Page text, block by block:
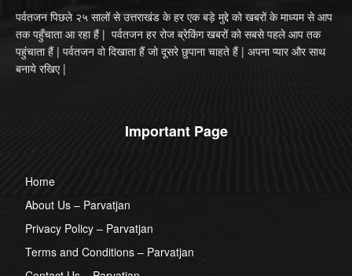
पर्वतजन पिछले २५ सालों से उत्तराखंड के हर एक बड़े मुद्दे को खबरों के माध्यम से आप
तक पहुँचाता आ रहा हैं | पर्वतजन हर रोज ब्रेकिंग खबरों को सबसे पहले आप तक
पहुंचाता हैं | पर्वतजन वो दिखाता हैं जो दूसरे छुपाना चाहते हैं | अपना प्यार और साथ
बनाये रखिए |
Important Page
Home
About Us – Parvatjan
Privacy Policy – Parvatjan
Terms and Conditions – Parvatjan